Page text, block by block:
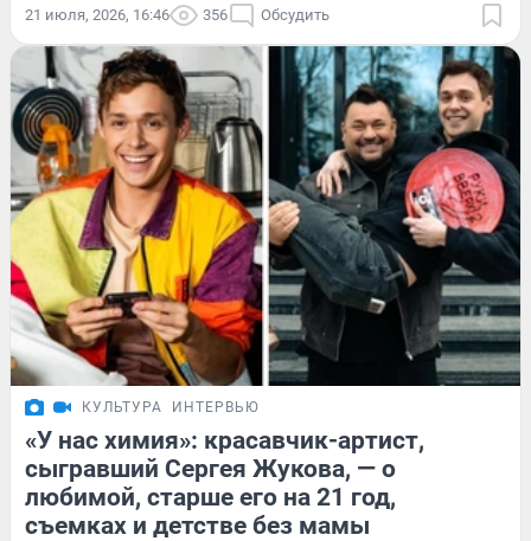
21 июля, 2026, 16:46 356 Обсудить
КУЛЬТУРА ИНТЕРВЬЮ
«У нас химия»: красавчик-артист,
сыгравший Сергея Жукова, — о
любимой, старше его на 21 год,
съемках и детстве без мамы